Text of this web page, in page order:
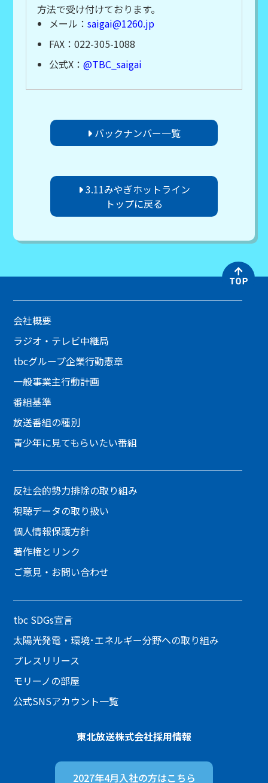
方法で受け付けております。
メール： saigai@1260.jp
FAX：022-305-1088
公式X： @TBC_saigai
バックナンバー一覧
3.11みやぎホットライン
トップに戻る
会社概要
ラジオ・テレビ中継局
tbcグループ企業行動憲章
一般事業主行動計画
番組基準
放送番組の種別
青少年に見てもらいたい番組
反社会的勢力排除の取り組み
視聴データの取り扱い
個人情報保護方針
著作権とリンク
ご意見・お問い合わせ
tbc SDGs宣言
太陽光発電・環境･エネルギー分野への取り組み
プレスリリース
モリーノの部屋
公式SNSアカウント一覧
東北放送株式会社採用情報
2027年4月入社の方はこちら